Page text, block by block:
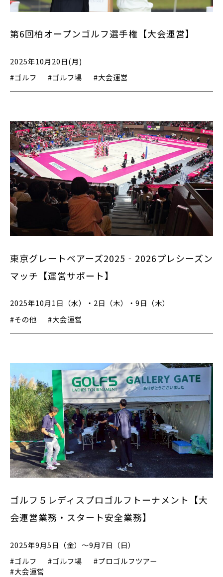
第6回柏オープンゴルフ選手権【大会運営】
2025年10月20日(月)
#ゴルフ
#ゴルフ場 #大会運営
東京グレートベアーズ2025‐2026プレシーズン
マッチ【運営サポート】
2025年10月1日（水）・2日（木）・9日（木）
#その他
#大会運営
ゴルフ５レディスプロゴルフトーナメント【大
会運営業務・スタート安全業務】
2025年9月5日（金）～9月7日（日）
#ゴルフ
#ゴルフ場
#プロゴルフツアー
#大会運営